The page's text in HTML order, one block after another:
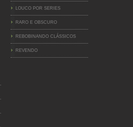
LOUCO POR SERIES
RARO E OBSCURO
REBOBINANDO CLÁSSICOS
REVENDO